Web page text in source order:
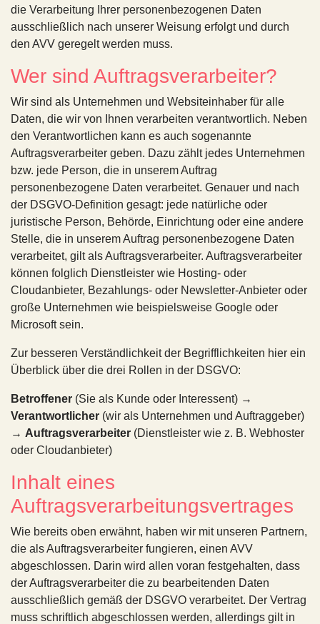
die Verarbeitung Ihrer personenbezogenen Daten
ausschließlich nach unserer Weisung erfolgt und durch
den AVV geregelt werden muss.
Wer sind Auftragsverarbeiter?
Wir sind als Unternehmen und Websiteinhaber für alle
Daten, die wir von Ihnen verarbeiten verantwortlich. Neben
den Verantwortlichen kann es auch sogenannte
Auftragsverarbeiter geben. Dazu zählt jedes Unternehmen
bzw. jede Person, die in unserem Auftrag
personenbezogene Daten verarbeitet. Genauer und nach
der DSGVO-Definition gesagt: jede natürliche oder
juristische Person, Behörde, Einrichtung oder eine andere
Stelle, die in unserem Auftrag personenbezogene Daten
verarbeitet, gilt als Auftragsverarbeiter. Auftragsverarbeiter
können folglich Dienstleister wie Hosting- oder
Cloudanbieter, Bezahlungs- oder Newsletter-Anbieter oder
große Unternehmen wie beispielsweise Google oder
Microsoft sein.
Zur besseren Verständlichkeit der Begrifflichkeiten hier ein
Überblick über die drei Rollen in der DSGVO:
Betroffener (Sie als Kunde oder Interessent) →
Verantwortlicher (wir als Unternehmen und Auftraggeber)
→ Auftragsverarbeiter (Dienstleister wie z. B. Webhoster
oder Cloudanbieter)
Inhalt eines
Auftragsverarbeitungsvertrages
Wie bereits oben erwähnt, haben wir mit unseren Partnern,
die als Auftragsverarbeiter fungieren, einen AVV
abgeschlossen. Darin wird allen voran festgehalten, dass
der Auftragsverarbeiter die zu bearbeitenden Daten
ausschließlich gemäß der DSGVO verarbeitet. Der Vertrag
muss schriftlich abgeschlossen werden, allerdings gilt in